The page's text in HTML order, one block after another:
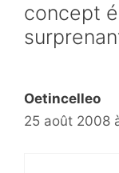
concept
Oetincelleo
25 août 2008